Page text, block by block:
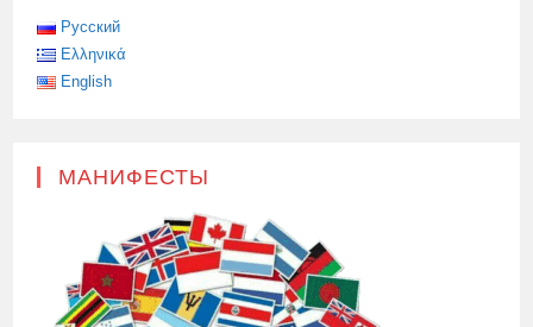
Русский
Ελληνικά
English
МАНИФЕСТЫ